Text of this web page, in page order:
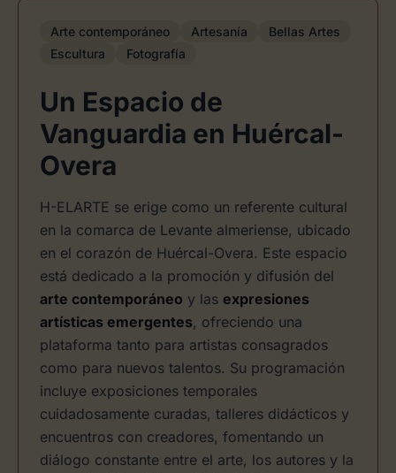
Arte contemporáneo Artesanía
Bellas Artes
Escultura
Fotografía
Un Espacio de
Vanguardia en Huércal-
Overa
H-ELARTE se erige como un referente cultural
en la comarca de Levante almeriense, ubicado
en el corazón de Huércal-Overa. Este espacio
está dedicado a la promoción y difusión del
arte contemporáneo y las expresiones
artísticas emergentes, ofreciendo una
plataforma tanto para artistas consagrados
como para nuevos talentos. Su programación
incluye exposiciones temporales
cuidadosamente curadas, talleres didácticos y
encuentros con creadores, fomentando un
diálogo constante entre el arte, los autores y la